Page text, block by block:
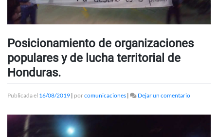
Posicionamiento de organizaciones
populares y de lucha territorial de
Honduras.
Publicada el 16/08/2019 | porcomunicaciones | Dejar un comentarioen